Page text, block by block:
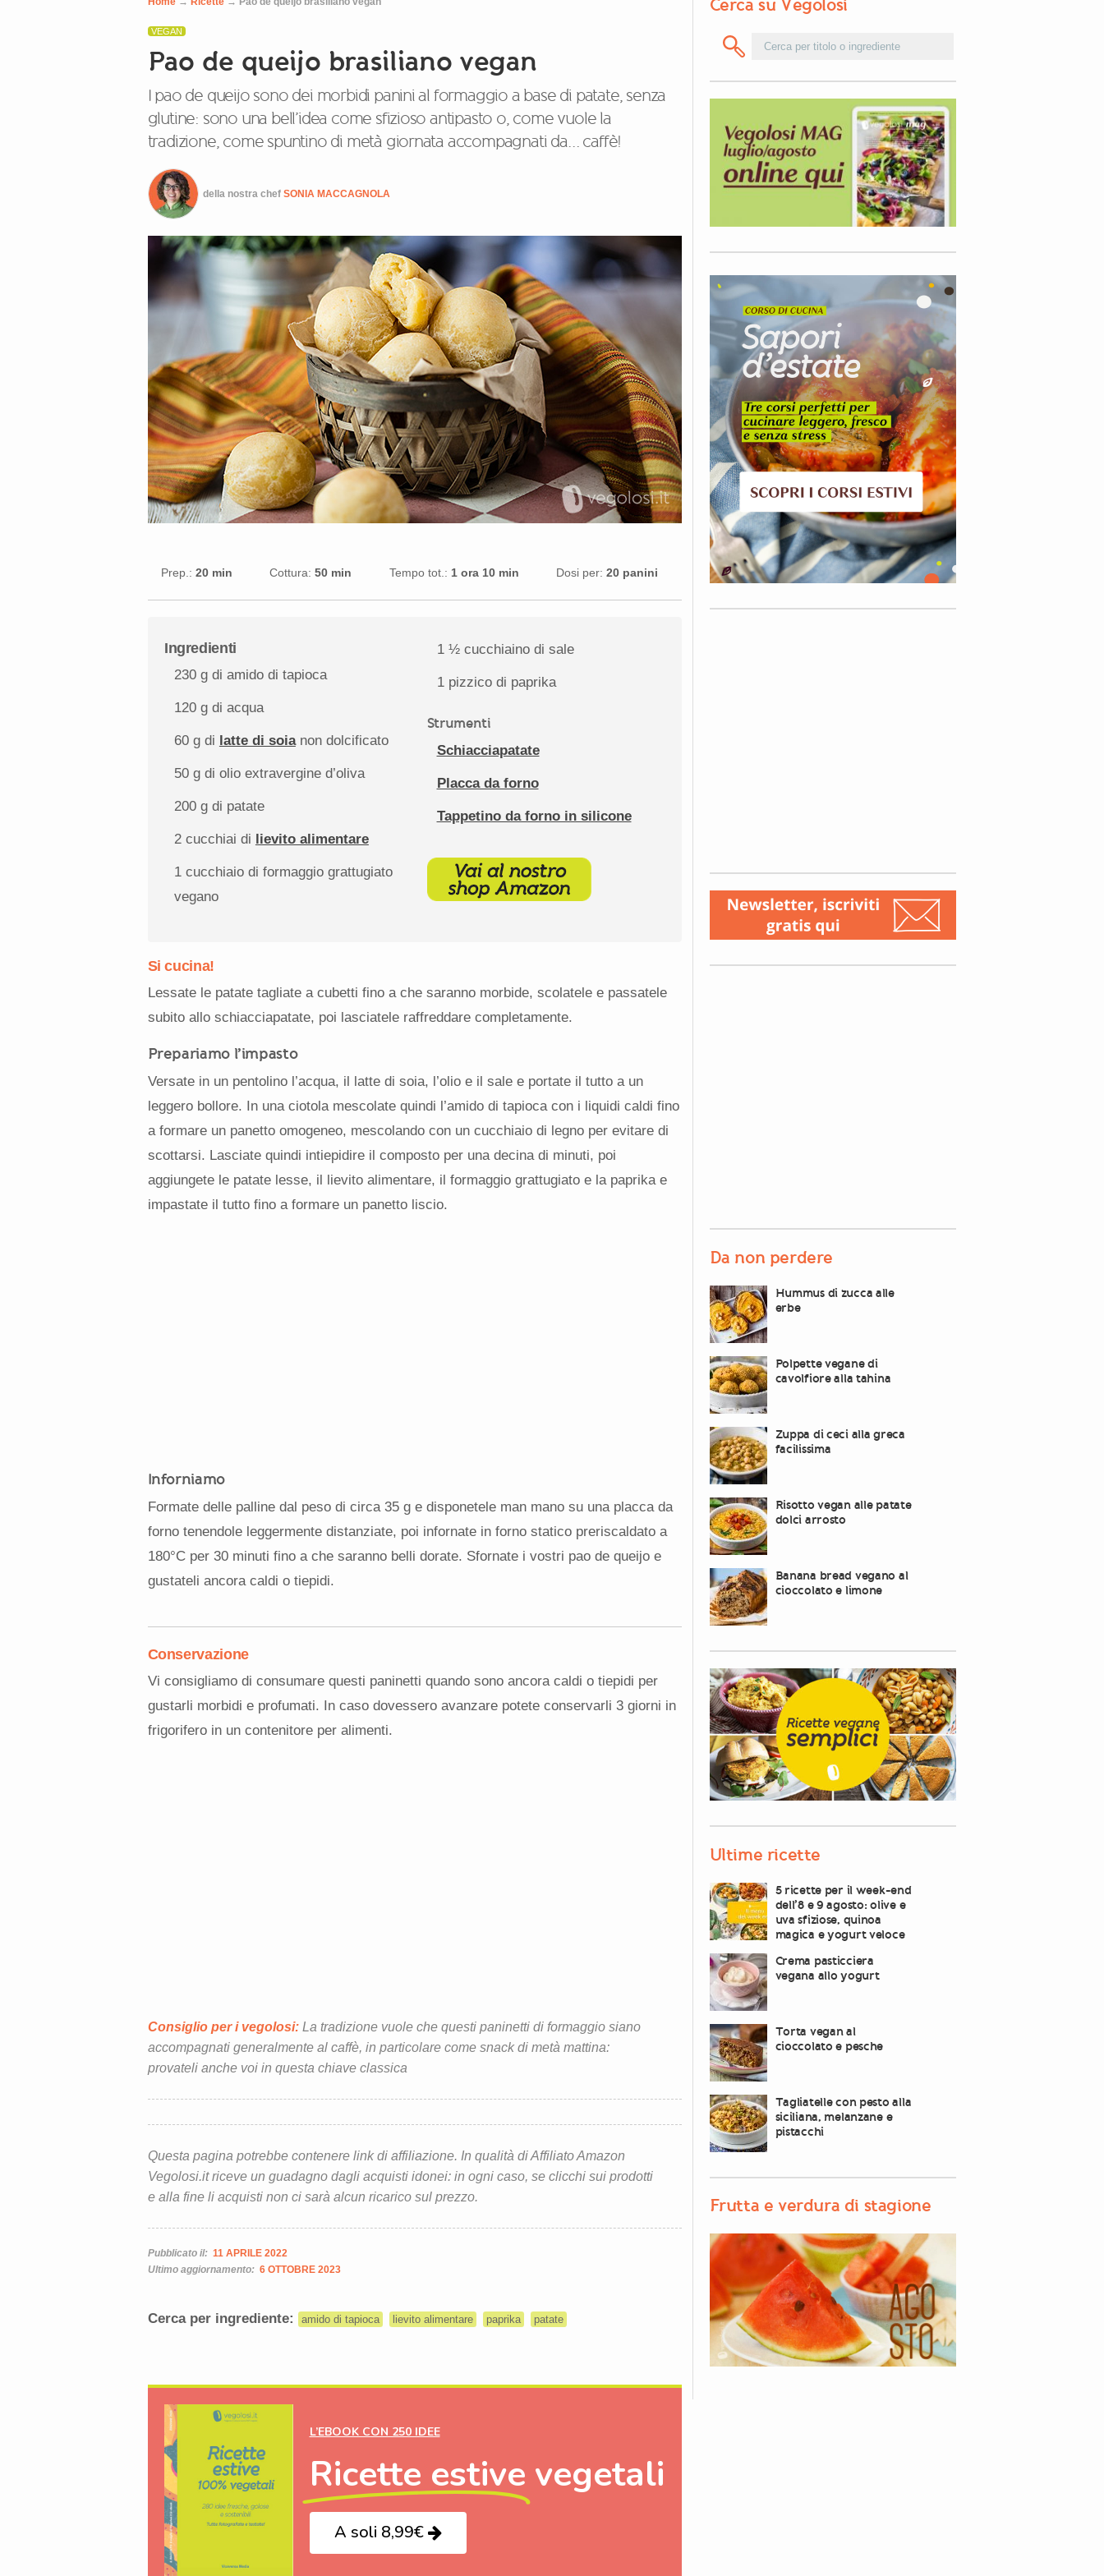
VEGAN
Pao de queijo brasiliano vegan
I pao de queijo sono dei morbidi panini al formaggio a base di patate, senza
glutine: sono una bell’idea come sfizioso antipasto o, come vuole la
tradizione, come spuntino di metà giornata accompagnati da… caffè!
della nostra chef SONIA MACCAGNOLA
Prep.: 20 min Cottura: 50 min Tempo tot.: 1 ora 10 min Dosi per: 20 panini
Ingredienti
230 gdi amido di tapioca
120 gdi acqua
60 gdi latte di soianon dolcificato
50 gdi olio extravergine d’oliva
200 gdi patate
2cucchiai di lievito alimentare
1cucchiaio di formaggio grattugiato
vegano
1 ½cucchiaino di sale
1pizzico di paprika
Strumenti
Schiacciapatate
Placca da forno
Tappetino da forno in silicone
Si cucina!
Lessate le patate tagliate a cubetti fino a che saranno morbide, scolatele e passatele
subito allo schiacciapatate, poi lasciatele raffreddare completamente.
Prepariamo l’impasto
Versate in un pentolino l’acqua, il latte di soia, l’olio e il sale e portate il tutto a un
leggero bollore. In una ciotola mescolate quindi l’amido di tapioca con i liquidi caldi fino
a formare un panetto omogeneo, mescolando con un cucchiaio di legno per evitare di
scottarsi. Lasciate quindi intiepidire il composto per una decina di minuti, poi
aggiungete le patate lesse, il lievito alimentare, il formaggio grattugiato e la paprika e
impastate il tutto fino a formare un panetto liscio.
Inforniamo
Formate delle palline dal peso di circa 35 g e disponetele man mano su una placca da
forno tenendole leggermente distanziate, poi infornate in forno statico preriscaldato a
180°C per 30 minuti fino a che saranno belli dorate. Sfornate i vostri pao de queijo e
gustateli ancora caldi o tiepidi.
Conservazione
Vi consigliamo di consumare questi paninetti quando sono ancora caldi o tiepidi per
gustarli morbidi e profumati. In caso dovessero avanzare potete conservarli 3 giorni in
frigorifero in un contenitore per alimenti.
Consiglio per i vegolosi:La tradizione vuole che questi paninetti di formaggio siano
accompagnati generalmente al caffè, in particolare come snack di metà mattina:
provateli anche voi in questa chiave classica
Questa pagina potrebbe contenere link di affiliazione. In qualità di Affiliato Amazon
Vegolosi.it riceve un guadagno dagli acquisti idonei: in ogni caso, se clicchi sui prodotti
e alla fine li acquisti non ci sarà alcun ricarico sul prezzo.
Pubblicato il: 11 APRILE 2022
Ultimo aggiornamento: 6 OTTOBRE 2023
Cerca per ingrediente: amido di tapioca lievito alimentare paprika patate
L’EBOOK CON 250 IDEE
Ricette estive vegetali
A soli 8,99€
Cerca su Vegolosi
Da non perdere
Hummus di zucca alle
erbe
Polpette vegane di
cavolfiore alla tahina
Zuppa di ceci alla greca
facilissima
Risotto vegan alle patate
dolci arrosto
Banana bread vegano al
cioccolato e limone
Ultime ricette
5 ricette per il week-end
dell’8 e 9 agosto: olive e
uva sfiziose, quinoa
magica e yogurt veloce
Crema pasticciera
vegana allo yogurt
Torta vegan al
cioccolato e pesche
Tagliatelle con pesto alla
siciliana, melanzane e
pistacchi
Frutta e verdura di stagione